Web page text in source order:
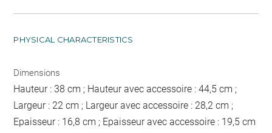
PHYSICAL CHARACTERISTICS
Dimensions
Hauteur : 38 cm ; Hauteur avec accessoire : 44,5 cm ;
Largeur : 22 cm ; Largeur avec accessoire : 28,2 cm ;
Epaisseur : 16,8 cm ; Epaisseur avec accessoire : 19,5 cm